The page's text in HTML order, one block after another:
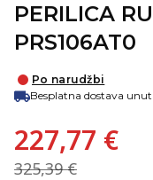
PERILICA
PRS106AT0
Po narudžbi
Besplatna dostava
227,77 €
325,39 €